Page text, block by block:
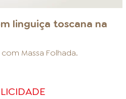
linguiça toscana na
com Massa Folhada.